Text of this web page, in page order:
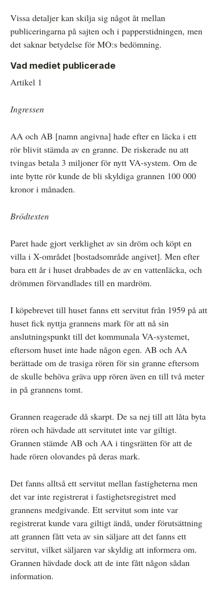
Vissa detaljer kan skilja sig något åt mellan
publiceringarna på sajten och i papperstidningen, men
det saknar betydelse för MO:s bedömning.
Vad mediet publicerade
Artikel 1
Ingressen
AA och AB [namn angivna] hade efter en läcka i ett
rör blivit stämda av en granne. De riskerade nu att
tvingas betala 3 miljoner för nytt VA-system. Om de
inte bytte rör kunde de bli skyldiga grannen 100 000
kronor i månaden.
Brödtexten
Paret hade gjort verklighet av sin dröm och köpt en
villa i X-området [bostadsområde angivet]. Men efter
bara ett år i huset drabbades de av en vattenläcka, och
drömmen förvandlades till en mardröm.
I köpebrevet till huset fanns ett servitut från 1959 på att
huset fick nyttja grannens mark för att nå sin
anslutningspunkt till det kommunala VA-systemet,
eftersom huset inte hade någon egen. AB och AA
berättade om de trasiga rören för sin granne eftersom
de skulle behöva gräva upp rören även en till två meter
in på grannens tomt.
Grannen reagerade då skarpt. De sa nej till att låta byta
rören och hävdade att servitutet inte var giltigt.
Grannen stämde AB och AA i tingsrätten för att de
hade rören olovandes på deras mark.
Det fanns alltså ett servitut mellan fastigheterna men
det var inte registrerat i fastighetsregistret med
grannens medgivande. Ett servitut som inte var
registrerat kunde vara giltigt ändå, under förutsättning
att grannen fått veta av sin säljare att det fanns ett
servitut, vilket säljaren var skyldig att informera om.
Grannen hävdade dock att de inte fått någon sådan
information.